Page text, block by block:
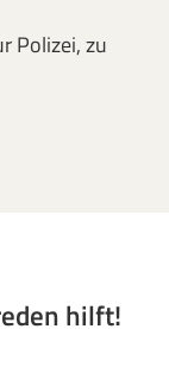
Polizei, zu
hilft!